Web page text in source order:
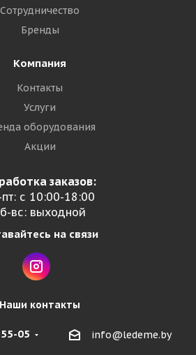
Сотрудничество
Бренды
Компания
Контакты
Услуги
оборудования
Акции
заказов:
пт: с 10:00-18:00
вс: выходной
на связи
Наши контакты
05 info@ledeme.by